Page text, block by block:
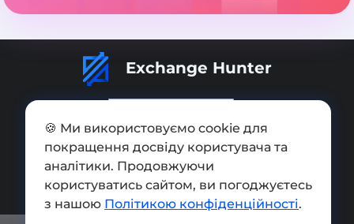
Exchange Hunter
Додати обмінник
Мапа сайту
🍪 Ми використовуємо cookie для
покращення досвіду користувача та
аналітики. Продовжуючи
користуватись сайтом, ви погоджуєтесь
з нашою Політикою конфіденційності.